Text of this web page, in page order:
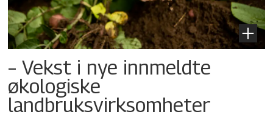
– Vekst i nye innmeldte
økologiske
landbruksvirksomheter